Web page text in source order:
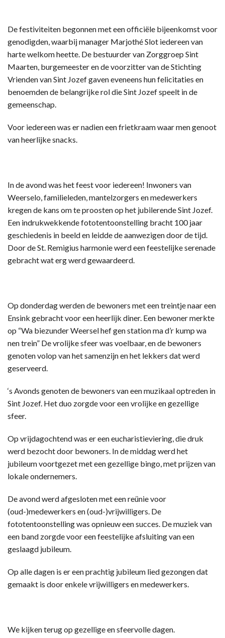
De festiviteiten begonnen met een officiële bijeenkomst voor
genodigden, waarbij manager Marjothé Slot iedereen van
harte welkom heette. De bestuurder van Zorggroep Sint
Maarten, burgemeester en de voorzitter van de Stichting
Vrienden van Sint Jozef gaven eveneens hun felicitaties en
benoemden de belangrijke rol die Sint Jozef speelt in de
gemeenschap.
Voor iedereen was er nadien een frietkraam waar men genoot
van heerlijke snacks.
In de avond was het feest voor iedereen! Inwoners van
Weerselo, familieleden, mantelzorgers en medewerkers
kregen de kans om te proosten op het jubilerende Sint Jozef.
Een indrukwekkende fototentoonstelling bracht 100 jaar
geschiedenis in beeld en leidde de aanwezigen door de tijd.
Door de St. Remigius harmonie werd een feestelijke serenade
gebracht wat erg werd gewaardeerd.
Op donderdag werden de bewoners met een treintje naar een
Ensink gebracht voor een heerlijk diner. Een bewoner merkte
op “Wa biezunder Weersel hef gen station ma d’r kump wa
nen trein” De vrolijke sfeer was voelbaar, en de bewoners
genoten volop van het samenzijn en het lekkers dat werd
geserveerd.
‘s Avonds genoten de bewoners van een muzikaal optreden in
Sint Jozef. Het duo zorgde voor een vrolijke en gezellige
sfeer.
Op vrijdagochtend was er een eucharistieviering, die druk
werd bezocht door bewoners. In de middag werd het
jubileum voortgezet met een gezellige bingo, met prijzen van
lokale ondernemers.
De avond werd afgesloten met een reünie voor
(oud-)medewerkers en (oud-)vrijwilligers. De
fototentoonstelling was opnieuw een succes. De muziek van
een band zorgde voor een feestelijke afsluiting van een
geslaagd jubileum.
Op alle dagen is er een prachtig jubileum lied gezongen dat
gemaakt is door enkele vrijwilligers en medewerkers.
We kijken terug op gezellige en sfeervolle dagen.